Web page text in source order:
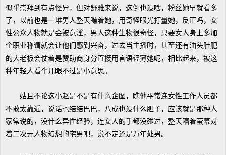
似乎崇拜到有点怪异，但对舒雅来说，这倒也没啥，粉丝她早就看多
了，以前也是一堆男人整天瞧着她，用奇怪眼光打量她，反正吗，女
性公众人物就是会被意淫，男人这种生物很奇怪，只要女人身上多加
个职业称谓就会让他们感到兴奋，过去当主播时，甚至还有油头肚肥
的大老板会仗着是赞助商身分直接用言语轻薄她呢，相比起来，被这
种年轻人看个几眼不过是小意思。
姑且不论这小赵是不是有什么企图，瞧他平常连女性工作人员都
不敢太靠近，说话也结结巴巴，八成也没什么胆子，应该就是那种人
家常说的，没什么异性经验，连女人的手都没碰过，整天隔着萤幕对
着二次元人物幻想的宅男吧，说不定还是万年处男。